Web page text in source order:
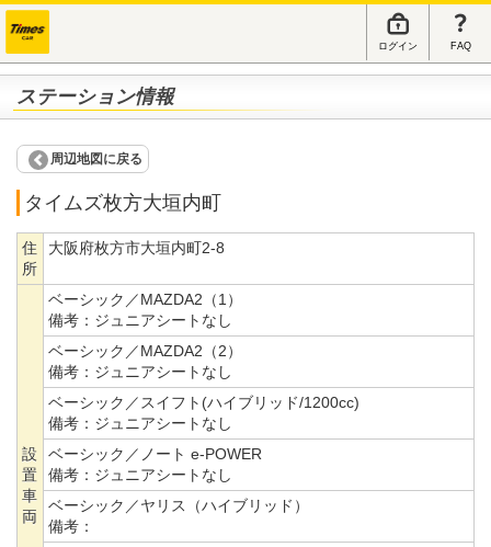
ログイン FAQ
ステーション情報
周辺地図に戻る
タイムズ枚方大垣内町
住
所
大阪府枚方市大垣内町2-8
設
置
車
両
ベーシック／MAZDA2（1）
備考： ジュニアシートなし
ベーシック／MAZDA2（2）
備考： ジュニアシートなし
ベーシック／スイフト(ハイブリッド/1200cc)
備考： ジュニアシートなし
ベーシック／ノート e-POWER
備考： ジュニアシートなし
ベーシック／ヤリス（ハイブリッド）
備考：